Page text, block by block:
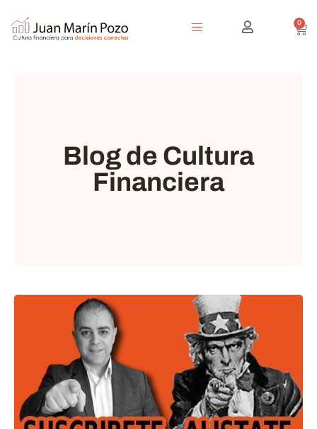
0
Blog de Cultura
Financiera